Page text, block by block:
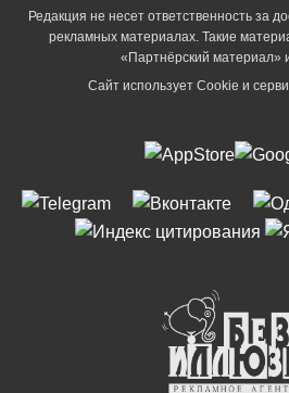
Редакция не несет ответственность за
рекламных материалах. Такие
«Партнёрский материал»
Сайт использует Cookie и